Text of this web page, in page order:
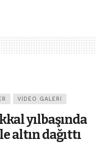
VIDEO GALERI
yılbaşında
altın dağıttı